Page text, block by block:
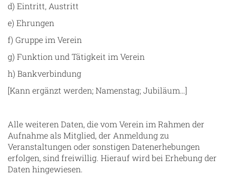
d) Eintritt, Austritt
e) Ehrungen
f) Gruppe im Verein
g) Funktion und Tätigkeit im Verein
h) Bankverbindung
[Kann ergänzt werden; Namenstag; Jubiläum…]
Alle weiteren Daten, die vom Verein im Rahmen der
Aufnahme als Mitglied, der Anmeldung zu
Veranstaltungen oder sonstigen Datenerhebungen
erfolgen, sind freiwillig. Hierauf wird bei Erhebung der
Daten hingewiesen.